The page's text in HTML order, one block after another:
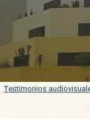
Testimonios